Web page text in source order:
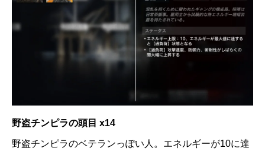
野盗チンピラの頭目 x14
野盗チンピラのベテランっぽい人。エネルギーが10に達